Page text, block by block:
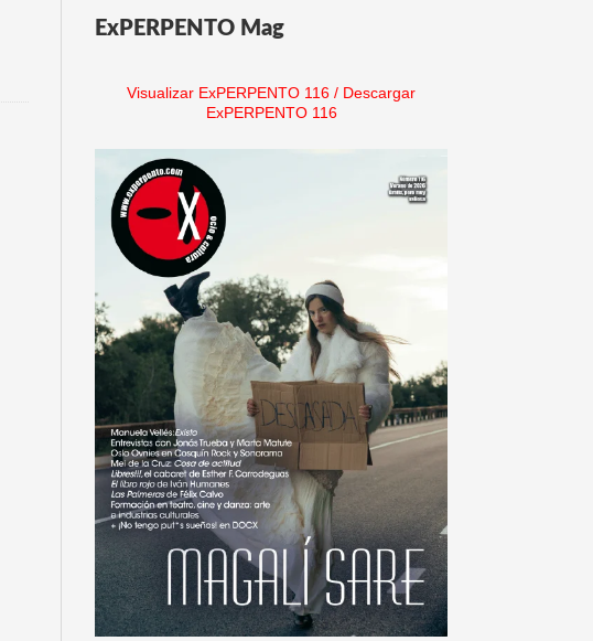
ExPERPENTO Mag
Visualizar ExPERPENTO 116 / Descargar
ExPERPENTO 116